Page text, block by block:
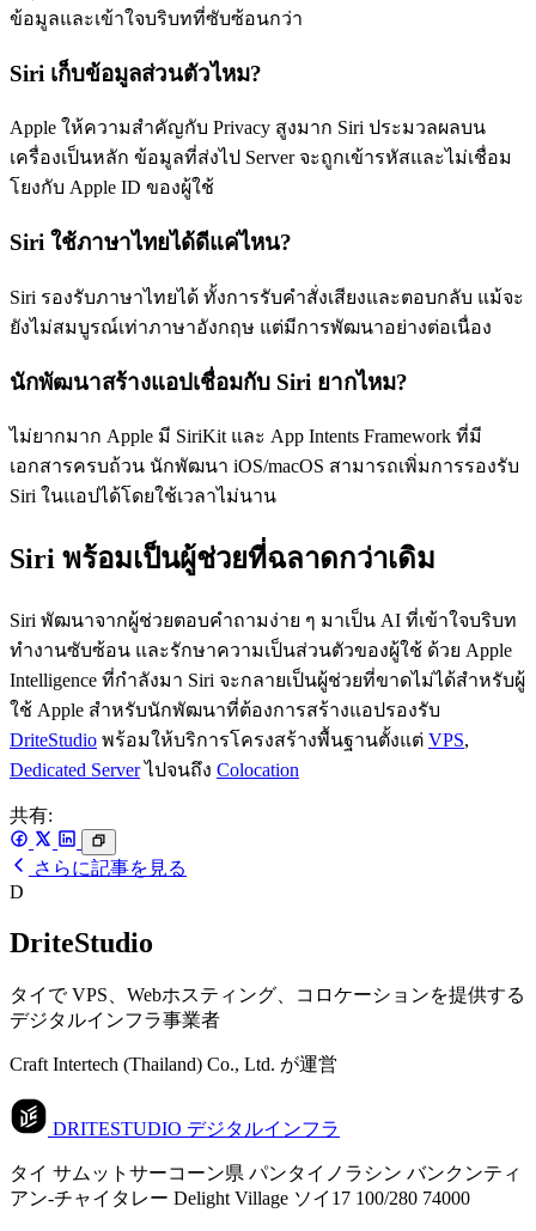
ข้อมูลและเข้าใจบริบทที่ซับซ้อนกว่า
Siri เก็บข้อมูลส่วนตัวไหม?
Apple ให้ความสำคัญกับ Privacy สูงมาก Siri ประมวลผลบน
เครื่องเป็นหลัก ข้อมูลที่ส่งไป Server จะถูกเข้ารหัสและไม่เชื่อม
โยงกับ Apple ID ของผู้ใช้
Siri ใช้ภาษาไทยได้ดีแค่ไหน?
Siri รองรับภาษาไทยได้ ทั้งการรับคำสั่งเสียงและตอบกลับ แม้จะ
ยังไม่สมบูรณ์เท่าภาษาอังกฤษ แต่มีการพัฒนาอย่างต่อเนื่อง
นักพัฒนาสร้างแอปเชื่อมกับ Siri ยากไหม?
ไม่ยากมาก Apple มี SiriKit และ App Intents Framework ที่มี
เอกสารครบถ้วน นักพัฒนา iOS/macOS สามารถเพิ่มการรองรับ
Siri ในแอปได้โดยใช้เวลาไม่นาน
Siri พร้อมเป็นผู้ช่วยที่ฉลาดกว่าเดิม
Siri พัฒนาจากผู้ช่วยตอบคำถามง่าย ๆ มาเป็น AI ที่เข้าใจบริบท
ทำงานซับซ้อน และรักษาความเป็นส่วนตัวของผู้ใช้ ด้วย Apple
Intelligence ที่กำลังมา Siri จะกลายเป็นผู้ช่วยที่ขาดไม่ได้สำหรับผู้
ใช้ Apple สำหรับนักพัฒนาที่ต้องการสร้างแอปรองรับ
DriteStudio พร้อมให้บริการโครงสร้างพื้นฐานตั้งแต่ VPS,
Dedicated Serverไปจนถึง Colocation
共有:
さらに記事を見る
D
DriteStudio
タイで VPS、Webホスティング、コロケーションを提供する
デジタルインフラ事業者
Craft Intertech (Thailand) Co., Ltd. が運営
DRITESTUDIO デジタルインフラ
タイ サムットサーコーン県 パンタイノラシン バンクンティ
アン-チャイタレー Delight Village ソイ17 100/280 74000